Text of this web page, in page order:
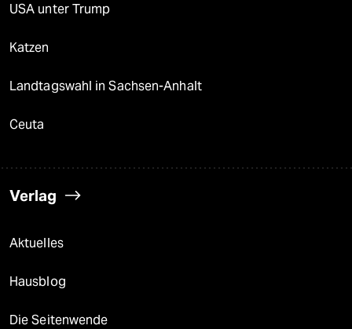
USA unter Trump
Katzen
Landtagswahl in Sachsen-Anhalt
Ceuta
Verlag
Aktuelles
Hausblog
Die Seitenwende